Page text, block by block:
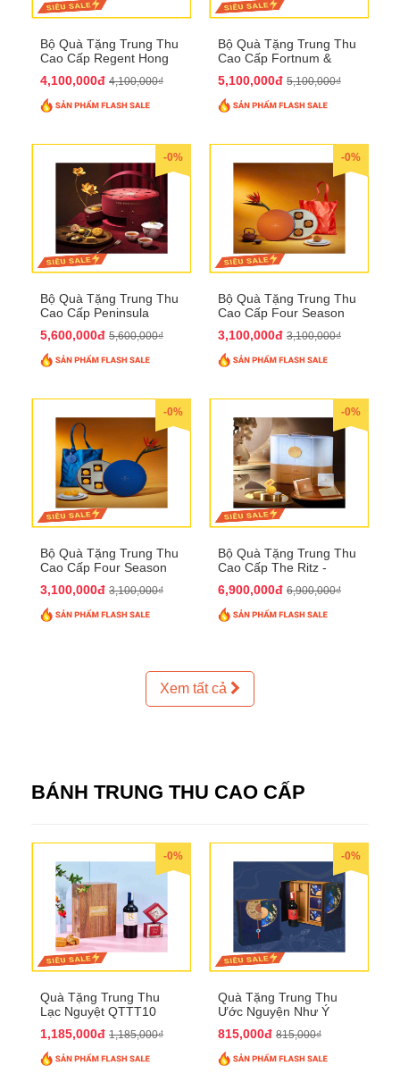
Bộ Quà Tặng Trung Thu
Cao Cấp Regent Hong
4,100,000đ 4,100,000₫
Bộ Quà Tặng Trung Thu
Cao Cấp Fortnum &
5,100,000đ 5,100,000₫
-0%
Bộ Quà Tặng Trung Thu
Cao Cấp Peninsula
5,600,000đ 5,600,000₫
-0%
Bộ Quà Tặng Trung Thu
Cao Cấp Four Season
3,100,000đ 3,100,000₫
-0%
Bộ Quà Tặng Trung Thu
Cao Cấp Four Season
3,100,000đ 3,100,000₫
-0%
Bộ Quà Tặng Trung Thu
Cao Cấp The Ritz -
6,900,000đ 6,900,000₫
Xem tất cả
BÁNH TRUNG THU CAO CẤP
-0%
Quà Tặng Trung Thu
Lạc Nguyệt QTTT10
1,185,000đ 1,185,000₫
-0%
Quà Tặng Trung Thu
Ước Nguyện Như Ý
815,000đ 815,000₫